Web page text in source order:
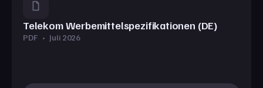
Telekom Werbemittelspezifikationen (DE)
PDF • Juli 2026